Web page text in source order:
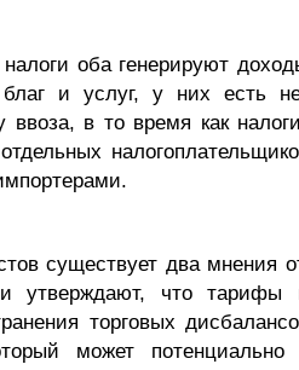
оба генерируют
и услуг, у них есть
ввоза, в то время как
существует два мнения
утверждают, что тарифы
торговых
может